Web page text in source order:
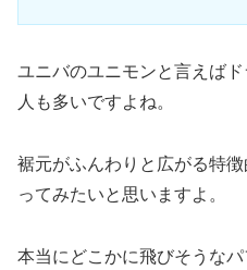
ユニバのユニモンと言えば
人も多いですよね。
裾元がふんわりと広がる特
ってみたいと思いますよ。
本当にどこかに飛びそうな